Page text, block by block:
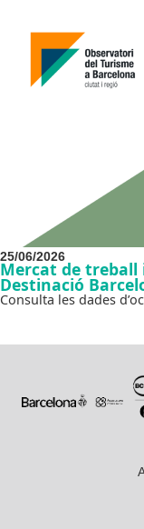
25/06/2026
Mercat de treball
Destinació
Consulta les dades